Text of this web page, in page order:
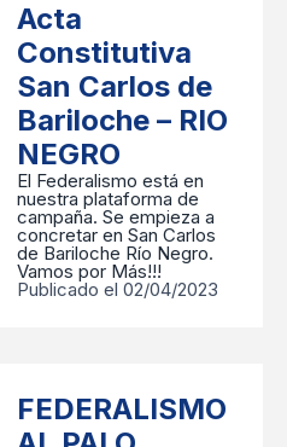
Acta
Constitutiva
San Carlos de
Bariloche – RIO
NEGRO
El Federalismo está en
nuestra plataforma de
campaña. Se empieza a
concretar en San Carlos
de Bariloche Río Negro.
Vamos por Más!!!
Publicado el 02/04/2023
FEDERALISMO